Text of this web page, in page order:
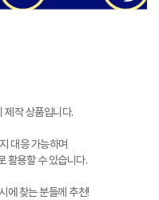
제작 상품입니다.
대응 가능하며
활용할 수 있습니다.
에 찾는 분들께 추천!